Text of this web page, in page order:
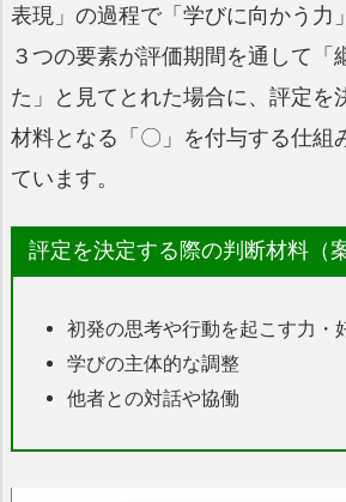
表現」の過程で「学びに向かう力
３つの要素が評価期間を通して「
た」と見てとれた場合に、評定を
材料となる「〇」を付与する仕組
ています。
評定を決定する際の判断材料（案
初発の思考や行動を起こす力・
学びの主体的な調整
他者との対話や協働